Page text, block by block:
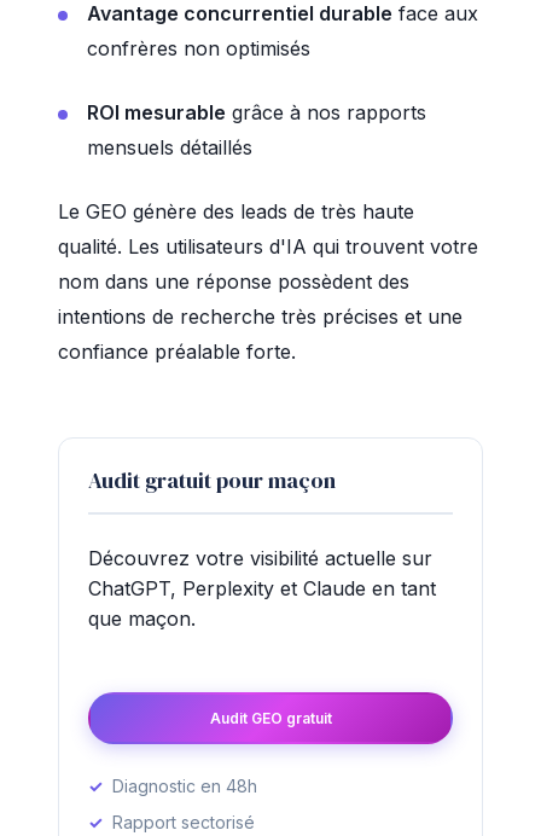
Avantage concurrentiel durable face aux
confrères non optimisés
ROI mesurable grâce à nos rapports
mensuels détaillés
Le GEO génère des leads de très haute
qualité. Les utilisateurs d'IA qui trouvent votre
nom dans une réponse possèdent des
intentions de recherche très précises et une
confiance préalable forte.
Audit gratuit pour maçon
Découvrez votre visibilité actuelle sur
ChatGPT, Perplexity et Claude en tant
que maçon.
Audit GEO gratuit
Diagnostic en 48h
Rapport sectorisé